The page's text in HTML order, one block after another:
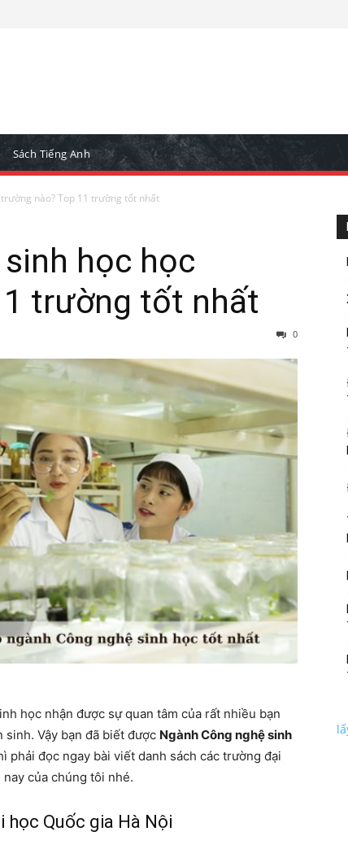
Sách Tiếng Anh
nào? Top 11 trường tốt nhất
học học
trường tốt nhất
0
học nhận được sự quan tâm của rất nhiều bạn
Vậy bạn đã biết được Ngành Công nghệ sinh
phải đọc ngay bài viết danh sách các trường đại
của chúng tôi nhé.
học Quốc gia Hà Nội